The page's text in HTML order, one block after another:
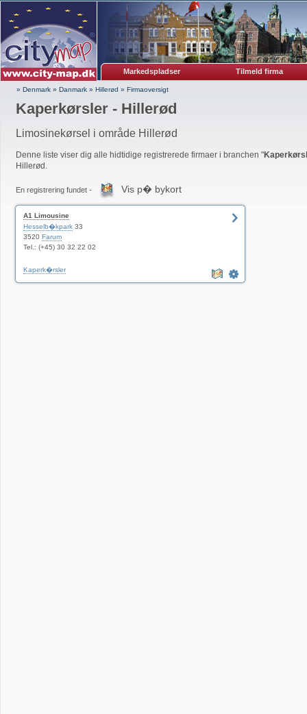
Markedspladser Tilmeld firma
» Denmark » Danmark » Hillerød » Firmaoversigt
Kaperkørsler - Hillerød
Limosinekørsel i område Hillerød
Denne liste viser dig alle hidtidige registrerede firmaer i branchen "
Hillerød.
En registrering fundet - Vis p� bykort
A1 Limousine
Hesselb�kpark 33
3520 Farum
Tel.: (+45) 30 32 22 02
Kaperk�rsler